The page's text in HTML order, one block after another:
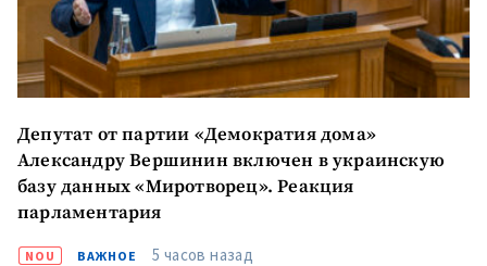
Депутат от партии «Демократия дома»
Александру Вершинин включен в украинскую
базу данных «Миротворец». Реакция
парламентария
NOU ВАЖНОЕ 5 часов назад
Фотография
изображение
Ссылка на медиа
+ Добавить ссылку на
медиа
Текст новости
+ Добавить текст
новости